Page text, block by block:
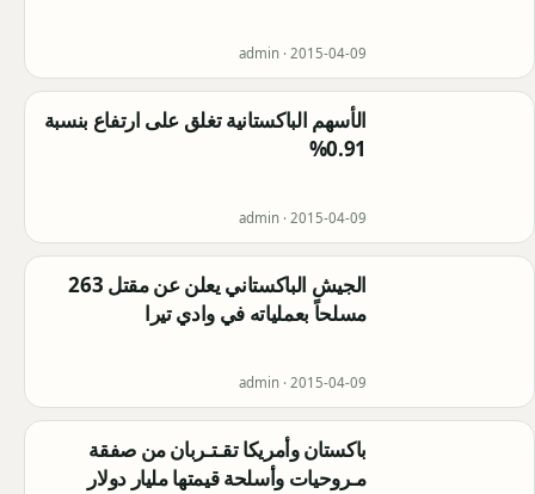
admin · 2015-04-09
الأسهم الباكستانية تغلق على ارتفاع بنسبة
0.91%
admin · 2015-04-09
الجيش الباكستاني يعلن عن مقتل 263
مسلحاً بعملياته في وادي تيرا
admin · 2015-04-09
باكستان وأمريكا تقـتـربان من صفقة
مـروحيات وأسلحة قيمتها مليار دولار